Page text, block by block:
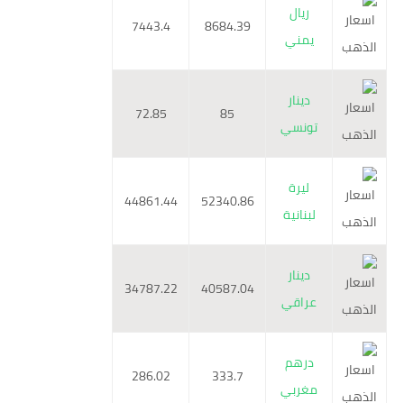
ريال
يمني
8684.39
7443.4
دينار
تونسي
85
72.85
ليرة
لبنانية
52340.86
44861.44
دينار
عراقي
40587.04
34787.22
درهم
مغربي
333.7
286.02